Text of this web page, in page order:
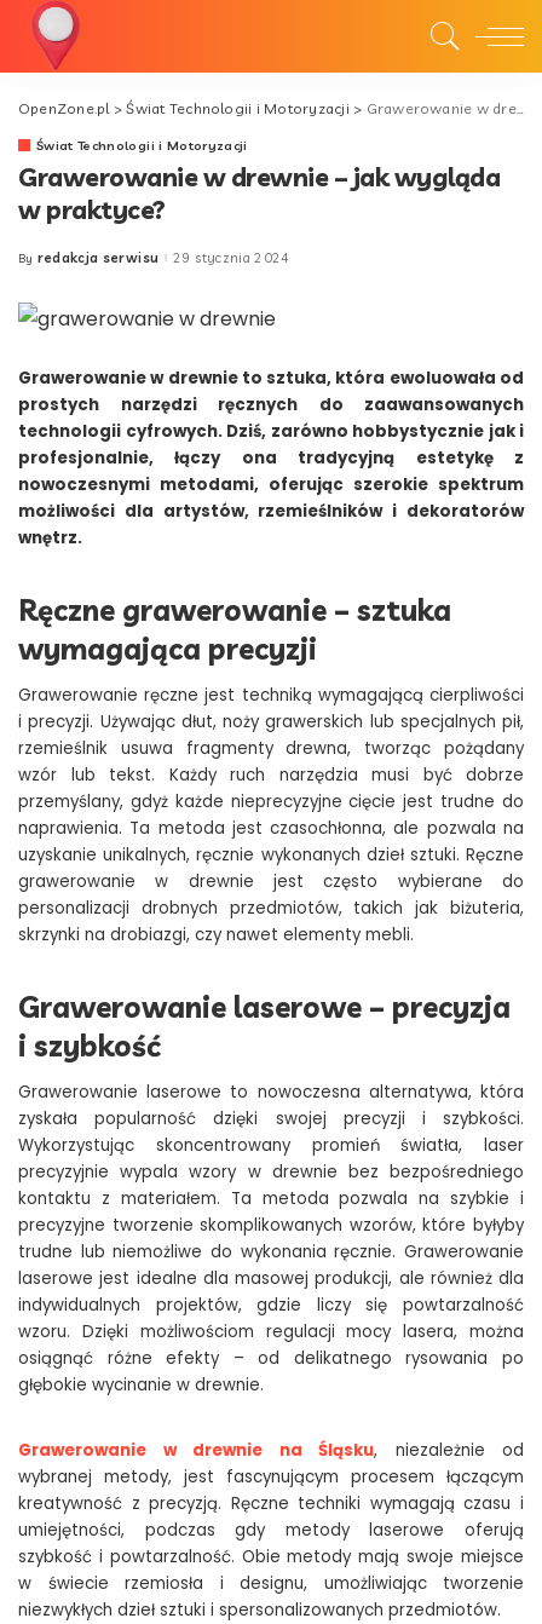
OpenZone.pl>Świat Technologii i Motoryzacji > Grawerowanie w drewnie – jak wygląda w praktyce?
Świat Technologii i Motoryzacji
Grawerowanie w drewnie – jak wygląda
w praktyce?
Posted
By redakcja serwisu 29 stycznia 2024
Grawerowanie w drewnie to sztuka, która ewoluowała od
prostych narzędzi ręcznych do zaawansowanych
technologii cyfrowych. Dziś, zarówno hobbystycznie jak i
profesjonalnie, łączy ona tradycyjną estetykę z
nowoczesnymi metodami, oferując szerokie spektrum
możliwości dla artystów, rzemieślników i dekoratorów
wnętrz.
Ręczne grawerowanie – sztuka
wymagająca precyzji
Grawerowanie ręczne jest techniką wymagającą cierpliwości
i precyzji. Używając dłut, noży grawerskich lub specjalnych pił,
rzemieślnik usuwa fragmenty drewna, tworząc pożądany
wzór lub tekst. Każdy ruch narzędzia musi być dobrze
przemyślany, gdyż każde nieprecyzyjne cięcie jest trudne do
naprawienia. Ta metoda jest czasochłonna, ale pozwala na
uzyskanie unikalnych, ręcznie wykonanych dzieł sztuki. Ręczne
grawerowanie w drewnie jest często wybierane do
personalizacji drobnych przedmiotów, takich jak biżuteria,
skrzynki na drobiazgi, czy nawet elementy mebli.
Grawerowanie laserowe – precyzja
i szybkość
Grawerowanie laserowe to nowoczesna alternatywa, która
zyskała popularność dzięki swojej precyzji i szybkości.
Wykorzystując skoncentrowany promień światła, laser
precyzyjnie wypala wzory w drewnie bez bezpośredniego
kontaktu z materiałem. Ta metoda pozwala na szybkie i
precyzyjne tworzenie skomplikowanych wzorów, które byłyby
trudne lub niemożliwe do wykonania ręcznie. Grawerowanie
laserowe jest idealne dla masowej produkcji, ale również dla
indywidualnych projektów, gdzie liczy się powtarzalność
wzoru. Dzięki możliwościom regulacji mocy lasera, można
osiągnąć różne efekty – od delikatnego rysowania po
głębokie wycinanie w drewnie.
Grawerowanie w drewnie na Śląsku, niezależnie od
wybranej metody, jest fascynującym procesem łączącym
kreatywność z precyzją. Ręczne techniki wymagają czasu i
umiejętności, podczas gdy metody laserowe oferują
szybkość i powtarzalność. Obie metody mają swoje miejsce
w świecie rzemiosła i designu, umożliwiając tworzenie
niezwykłych dzieł sztuki i spersonalizowanych przedmiotów.